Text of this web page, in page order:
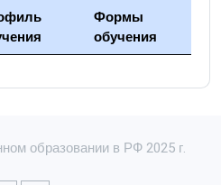
Формы
обучения
образовании в РФ 2025 г.